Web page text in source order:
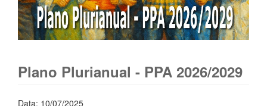
Plano Plurianual - PPA 2026/2029
Data: 10/07/2025